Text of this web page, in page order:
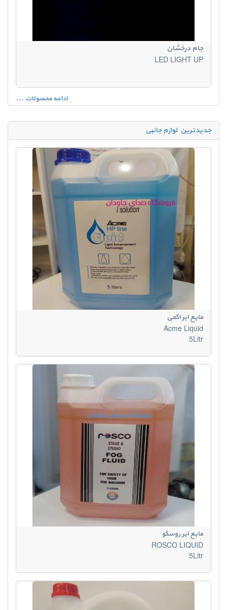
جام درخشان
LED LIGHT UP
ادامه محصولات ...
جدیدترین لوازم جانبی
مایع ابر اکمی
Acme Liquid
5Litr
مایع ابر روسکو
ROSCO LIQUID
5Litr